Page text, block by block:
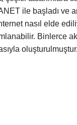
ile başladı ve
nasıl elde
Binlerce